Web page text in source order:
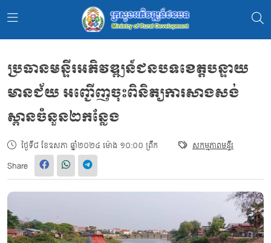
ប្រធានមន្ទីរអភិវឌ្ឍន៍ជនបទខេត្តបន្ទាយ
មានជ័យ អញ្ជើញចុះពិនិត្យការសាងសង់
ស្ពានចំនួន២កន្លែង
ថ្ងៃទី៨ ខែឧសភា ឆ្នាំ២០២៤ ម៉ោង ១០:០០ ព្រឹក សកម្មភាពមន្ទីរ
Share